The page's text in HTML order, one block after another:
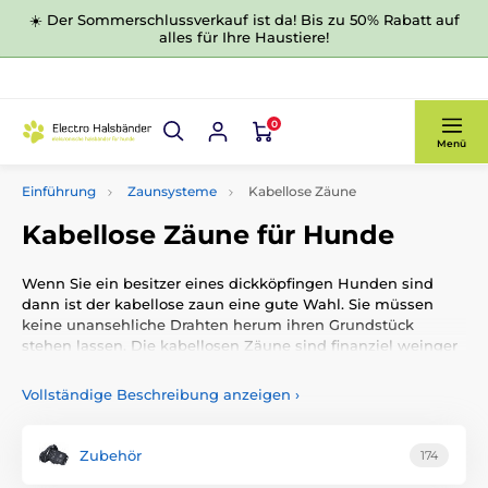
☀️ Der Sommerschlussverkauf ist da! Bis zu 50% Rabatt auf
alles für Ihre Haustiere!
0
Menü
Einführung Zaunsysteme Kabellose Zäune
Kabellose Zäune für Hunde
Wenn Sie ein besitzer eines dickköpfingen Hunden sind
dann ist der kabellose zaun eine gute Wahl. Sie müssen
keine unansehliche Drahten herum ihren Grundstück
stehen lassen. Die kabellosen Zäune sind finanziel weinger
Mit den kabellsoen Zaun bedecken Sie den ganzen
Hund zugang verboten hat ist das auch kein Problem. Wenn
Sie ein Besitzer eines sehr neugierigen Hundes sind ist der
Vollständige Beschreibung anzeigen ›
Zubehör 174